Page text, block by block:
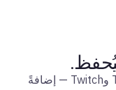
مُنزِّل YouTube وInstagram وTikTok وTwitch — إضافةً